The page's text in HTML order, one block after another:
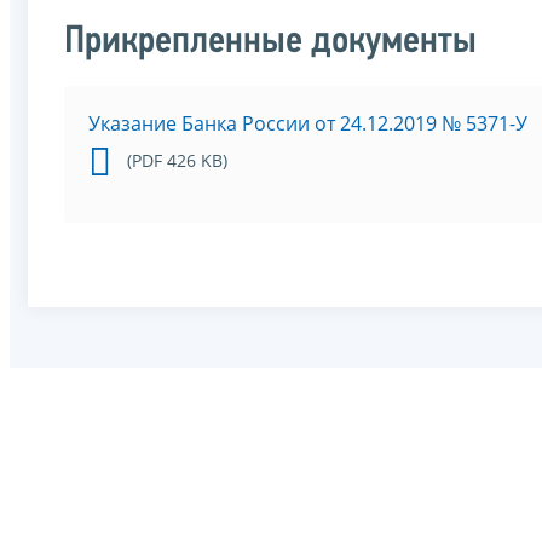
Прикрепленные документы
Указание Банка России от 24.12.2019 № 5371-У
(PDF 426 KB)